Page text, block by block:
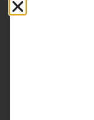
2. Mitigar o
A menos que
setor como o de
precisa cortar
negociar novos
parceiros e